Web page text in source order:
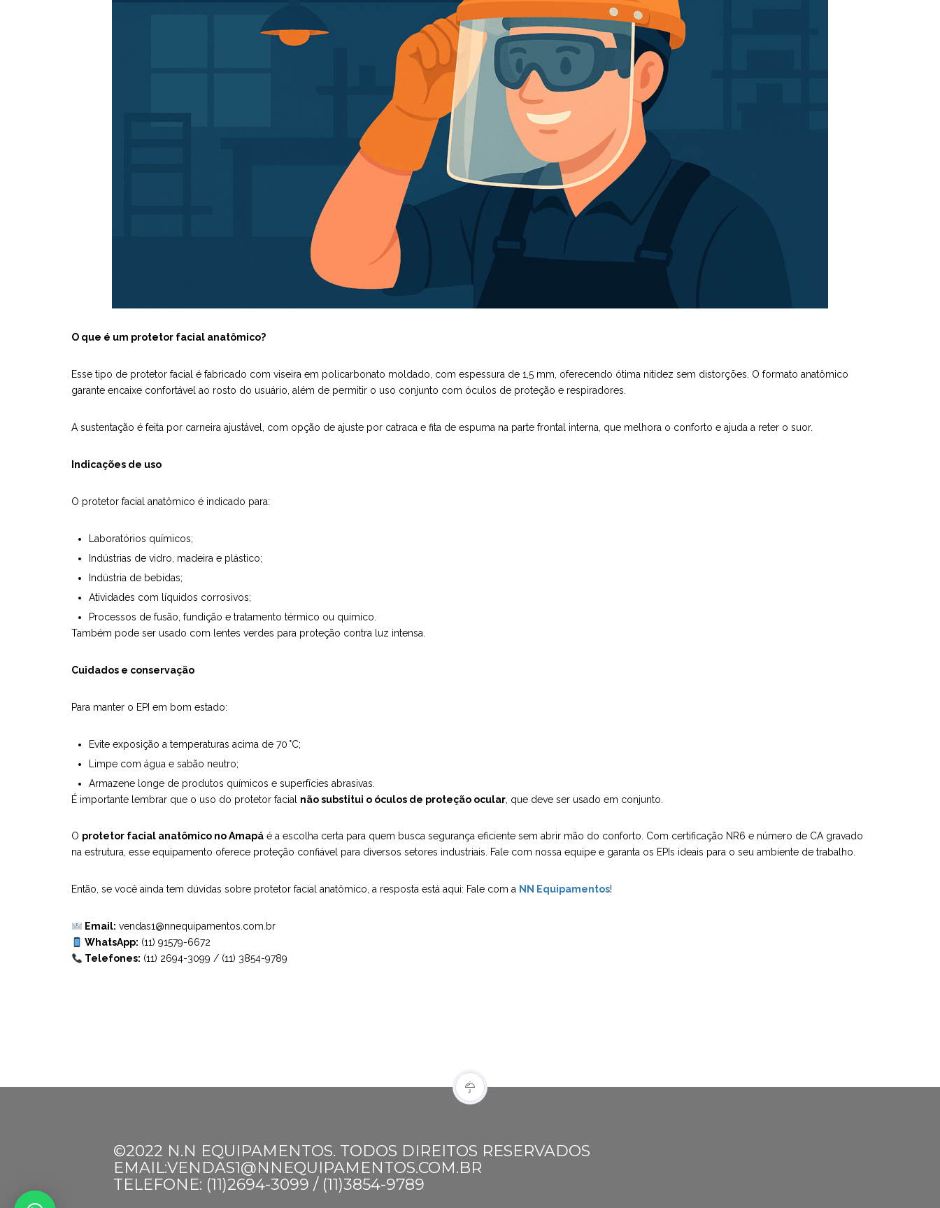
O que é um protetor facial anatômico?
Esse tipo de protetor facial é fabricado com viseira em policarbonato moldado, com espessura de 1,5 mm, oferecendo ótima nitidez sem distorções. O formato anatômico
garante encaixe confortável ao rosto do usuário, além de permitir o uso conjunto com óculos de proteção e respiradores.
A sustentação é feita por carneira ajustável, com opção de ajuste por catraca e fita de espuma na parte frontal interna, que melhora o conforto e ajuda a reter o suor.
Indicações de uso
O protetor facial anatômico é indicado para:
Laboratórios químicos;
Indústrias de vidro, madeira e plástico;
Indústria de bebidas;
Atividades com líquidos corrosivos;
Processos de fusão, fundição e tratamento térmico ou químico.
Também pode ser usado com lentes verdes para proteção contra luz intensa.
Cuidados e conservação
Para manter o EPI em bom estado:
Evite exposição a temperaturas acima de 70 °C;
Limpe com água e sabão neutro;
Armazene longe de produtos químicos e superfícies abrasivas.
É importante lembrar que o uso do protetor facial não substitui o óculos de proteção ocular , que deve ser usado em conjunto.
O protetor facial anatômico no Amapá é a escolha certa para quem busca segurança eficiente sem abrir mão do conforto. Com certificação NR6 e número de CA gravado
na estrutura, esse equipamento oferece proteção confiável para diversos setores industriais. Fale com nossa equipe e garanta os EPIs ideais para o seu ambiente de trabalho.
Então, se você ainda tem dúvidas sobre protetor facial anatômico, a resposta está aqui: Fale com a NN Equipamentos!
Email: vendas1@nnequipamentos.com.br
WhatsApp: (11) 91579-6672
Telefones: (11) 2694-3099 / (11) 3854-9789
©2022 N.N EQUIPAMENTOS. TODOS DIREITOS RESERVADOS
EMAIL:VENDAS1@NNEQUIPAMENTOS.COM.BR
TELEFONE: (11)2694-3099 / (11)3854-9789